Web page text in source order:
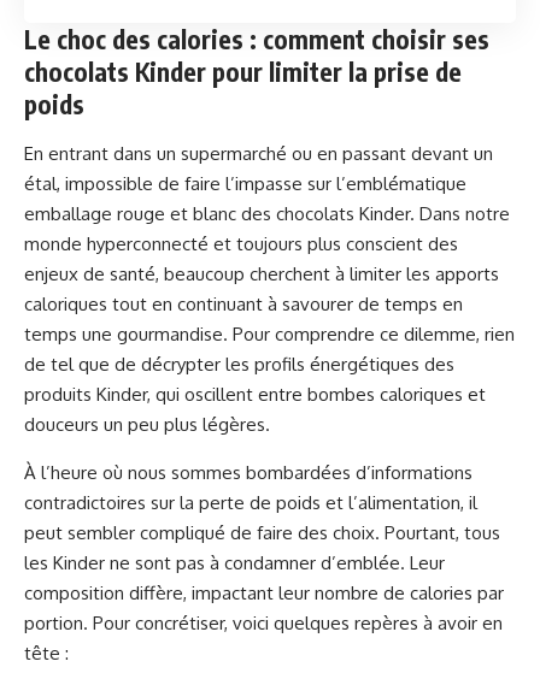
Le choc des calories : comment choisir ses
chocolats Kinder pour limiter la prise de
poids
En entrant dans un supermarché ou en passant devant un
étal, impossible de faire l’impasse sur l’emblématique
emballage rouge et blanc des chocolats Kinder. Dans notre
monde hyperconnecté et toujours plus conscient des
enjeux de santé, beaucoup cherchent à limiter les apports
caloriques tout en continuant à savourer de temps en
temps une gourmandise. Pour comprendre ce dilemme, rien
de tel que de décrypter les profils énergétiques des
produits Kinder, qui oscillent entre bombes caloriques et
douceurs un peu plus légères.
À l’heure où nous sommes bombardées d’informations
contradictoires sur la perte de poids et l’alimentation, il
peut sembler compliqué de faire des choix. Pourtant, tous
les Kinder ne sont pas à condamner d’emblée. Leur
composition diffère, impactant leur nombre de calories par
portion. Pour concrétiser, voici quelques repères à avoir en
tête :